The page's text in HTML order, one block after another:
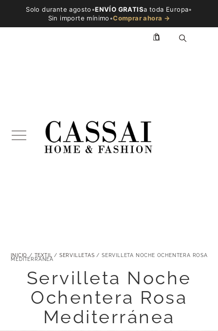
Solo durante agosto•ENVÍO GRATISa toda Europa•
Sin importe mínimo•Comprar ahora →
0
INICIO / TEXTIL / SERVILLETAS / SERVILLETA NOCHE OCHENTERA ROSA
MEDITERRÁNEA
Servilleta Noche
Ochentera Rosa
Mediterránea